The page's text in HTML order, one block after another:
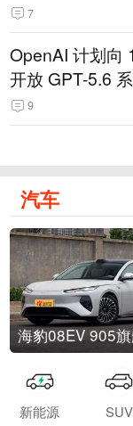
7
OpenAI 计划向
开放 GPT-5.6
9
汽车
海豹08EV 905
新能源 SUV